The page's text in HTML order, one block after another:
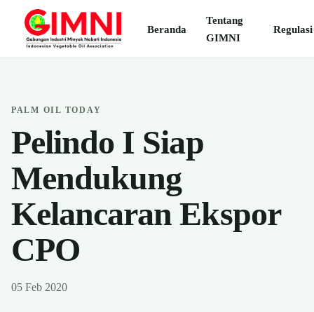
Beranda
Tentang
GIMNI
Regulasi
PALM OIL TODAY
Pelindo I Siap
Mendukung
Kelancaran Ekspor
CPO
05 Feb 2020